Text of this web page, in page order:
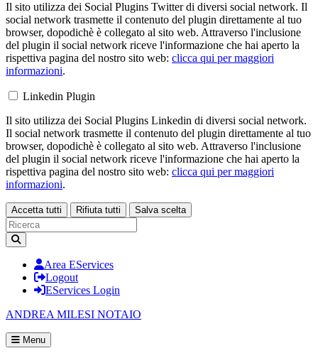
Il sito utilizza dei Social Plugins Twitter di diversi social network. Il
social network trasmette il contenuto del plugin direttamente al tuo
browser, dopodichè è collegato al sito web. Attraverso l'inclusione
del plugin il social network riceve l'informazione che hai aperto la
rispettiva pagina del nostro sito web: clicca qui per maggiori
informazioni.
Linkedin Plugin
Il sito utilizza dei Social Plugins Linkedin di diversi social network.
Il social network trasmette il contenuto del plugin direttamente al tuo
browser, dopodichè è collegato al sito web. Attraverso l'inclusione
del plugin il social network riceve l'informazione che hai aperto la
rispettiva pagina del nostro sito web: clicca qui per maggiori
informazioni.
Accetta tutti Rifiuta tutti Salva scelta
Loading...
Area EServices
Logout
EServices Login
ANDREA MILESI NOTAIO
Menu